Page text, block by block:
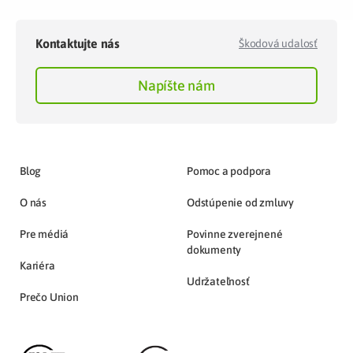
Kontaktujte nás Škodová udalosť
Napíšte nám
Blog
O nás
Pre médiá
Kariéra
Prečo Union
Pomoc a podpora
Odstúpenie od zmluvy
Povinne zverejnené
dokumenty
Udržateľnosť